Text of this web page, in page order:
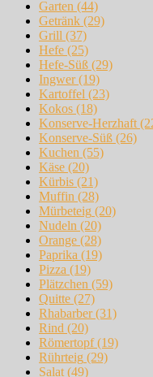
Garten (44)
Getränk (29)
Grill (37)
Hefe (25)
Hefe-Süß (29)
Ingwer(19)
Kartoffel (23)
Kokos (18)
Konserve-Herzhaft
Konserve-Süß (26)
Kuchen (55)
Käse (20)
Kürbis (21)
Muffin (28)
Mürbeteig (20)
Nudeln (20)
Orange (28)
Paprika (19)
Pizza (19)
Plätzchen (59)
Quitte (27)
Rhabarber(31)
Rind (20)
Römertopf(19)
Rührteig (29)
Salat (49)